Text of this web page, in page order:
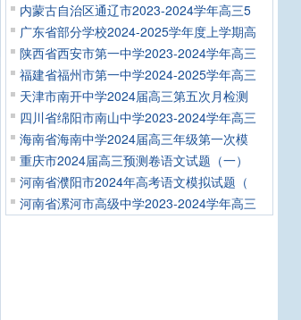
内蒙古自治区通辽市2023-2024学年高三5
广东省部分学校2024-2025学年度上学期高
陕西省西安市第一中学2023-2024学年高三
福建省福州市第一中学2024-2025学年高三
天津市南开中学2024届高三第五次月检测
四川省绵阳市南山中学2023-2024学年高三
海南省海南中学2024届高三年级第一次模
重庆市2024届高三预测卷语文试题（一）
河南省濮阳市2024年高考语文模拟试题（
河南省漯河市高级中学2023-2024学年高三